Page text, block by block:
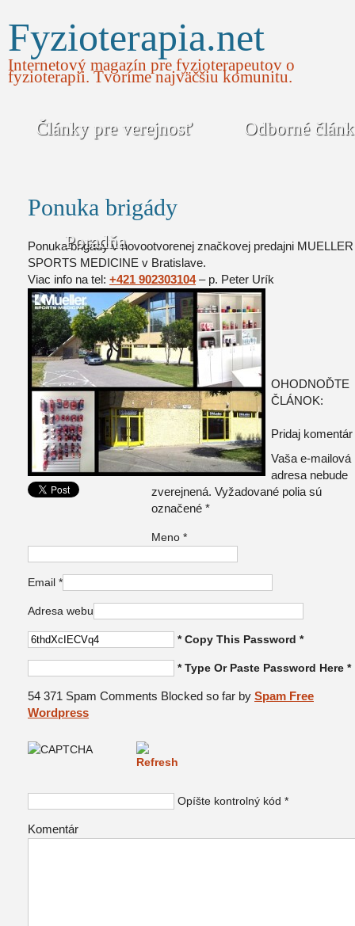
Fyzioterapia.net
Internetový magazín pre fyzioterapeutov o
fyzioterapii. Tvoríme najväčšiu komunitu.
Články pre verejnosť Odborné
Poradňa
Ponuka brigády
Ponuka brigády v novootvorenej značkovej predajni MUELLER
SPORTS MEDICINE v Bratislave.
Viac info na tel: +421 902303104– p. Peter Urík
OHODNOĎTE
ČLÁNOK:
Pridaj komentár
Vaša e-mailová
adresa nebude
zverejnená. Vyžadované polia sú
označené *
Meno *
Email *
Adresa webu
* Copy This Password *
* Type Or Paste Password Here *
54 371 Spam Comments Blocked so far by Spam Free
Wordpress
Opíšte kontrolný kód *
Komentár